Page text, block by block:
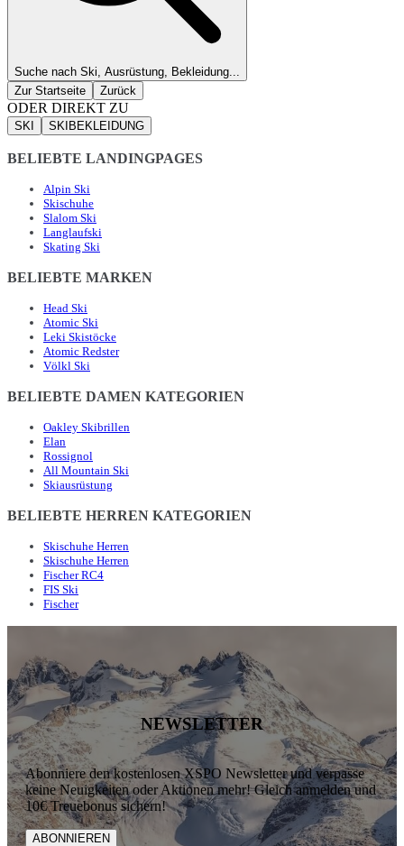
Suche nach Ski, Ausrüstung, Bekleidung...
Zur Startseite
Zurück
ODER DIREKT ZU
SKI SKIBEKLEIDUNG
BELIEBTE LANDINGPAGES
Alpin Ski
Skischuhe
Slalom Ski
Langlaufski
Skating Ski
BELIEBTE MARKEN
Head Ski
Atomic Ski
Leki Skistöcke
Atomic Redster
Völkl Ski
BELIEBTE DAMEN KATEGORIEN
Oakley Skibrillen
Elan
Rossignol
All Mountain Ski
Skiausrüstung
BELIEBTE HERREN KATEGORIEN
Skischuhe Herren
Skischuhe Herren
Fischer RC4
FIS Ski
Fischer
NEWSLETTER
Abonniere den kostenlosen XSPO Newsletter und verpasse
keine Neuigkeiten oder Aktionen mehr! Gleich anmelden und
10€ Treuebonus sichern!
ABONNIEREN